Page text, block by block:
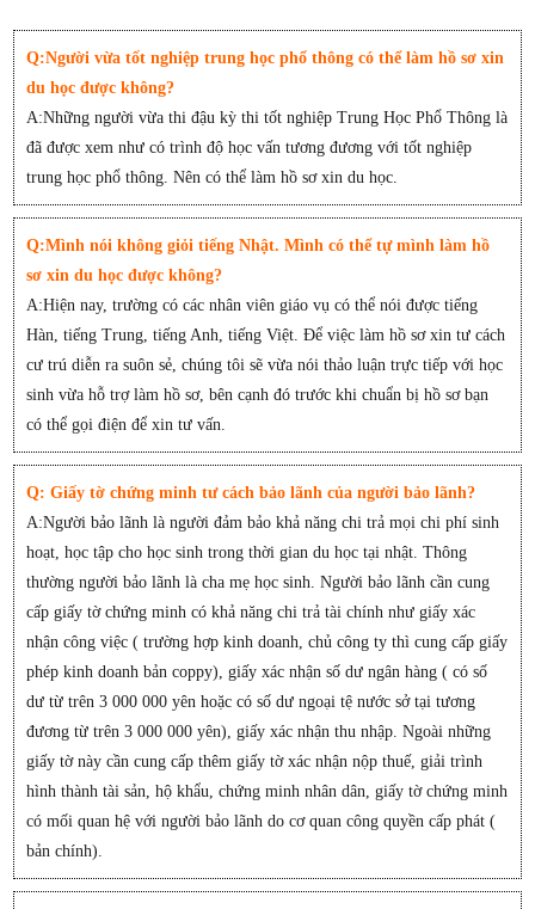
Q:Người vừa tốt nghiệp trung học phổ thông có thể làm hồ sơ xin
du học được không?
A:Những người vừa thi đậu kỳ thi tốt nghiệp Trung Học Phổ Thông là
đã được xem như có trình độ học vấn tương đương với tốt nghiệp
trung học phổ thông. Nên có thể làm hồ sơ xin du học.
Q:Mình nói không giỏi tiếng Nhật. Mình có thể tự mình làm hồ
sơ xin du học được không?
A:Hiện nay, trường có các nhân viên giáo vụ có thể nói được tiếng
Hàn, tiếng Trung, tiếng Anh, tiếng Việt. Để việc làm hồ sơ xin tư cách
cư trú diễn ra suôn sẻ, chúng tôi sẽ vừa nói thảo luận trực tiếp với học
sinh vừa hỗ trợ làm hồ sơ, bên cạnh đó trước khi chuẩn bị hồ sơ bạn
có thể gọi điện để xin tư vấn.
Q: Giấy tờ chứng minh tư cách bảo lãnh của người bảo lãnh?
A:Người bảo lãnh là người đảm bảo khả năng chi trả mọi chi phí sinh
hoạt, học tập cho học sinh trong thời gian du học tại nhật. Thông
thường người bảo lãnh là cha mẹ học sinh. Người bảo lãnh cần cung
cấp giấy tờ chứng minh có khả năng chi trả tài chính như giấy xác
nhận công việc ( trường hợp kinh doanh, chủ công ty thì cung cấp giấy
phép kinh doanh bản coppy), giấy xác nhận số dư ngân hàng ( có số
dư từ trên 3 000 000 yên hoặc có số dư ngoại tệ nước sở tại tương
đương từ trên 3 000 000 yên), giấy xác nhận thu nhập. Ngoài những
giấy tờ này cần cung cấp thêm giấy tờ xác nhận nộp thuế, giải trình
hình thành tài sản, hộ khẩu, chứng minh nhân dân, giấy tờ chứng minh
có mối quan hệ với người bảo lãnh do cơ quan công quyền cấp phát (
bản chính).